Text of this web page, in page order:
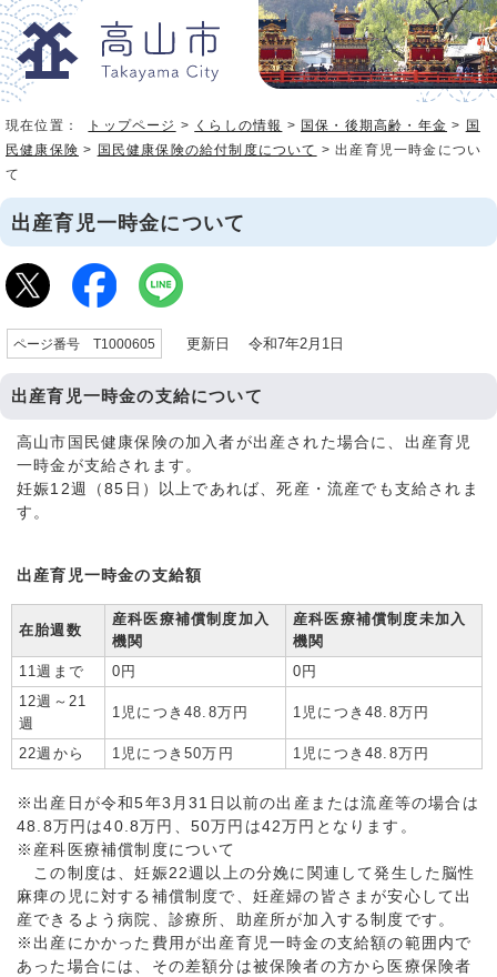
現在位置： トップページ > くらしの情報 > 国保・後期高齢・年金 > 国
民健康保険 > 国民健康保険の給付制度について > 出産育児一時金につい
て
出産育児一時金について
ページ番号 T1000605 更新日 令和7年2月1日
出産育児一時金の支給について
高山市国民健康保険の加入者が出産された場合に、出産育児
一時金が支給されます。
妊娠12週（85日）以上であれば、死産・流産でも支給されま
す。
出産育児一時金の支給額
在胎週数
産科医療補償制度加入
機関
産科医療補償制度未加入
機関
11週まで
0円
0円
12週～21
週
1児につき48.8万円 1児につき48.8万円
22週から 1児につき50万円 1児につき48.8万円
※出産日が令和5年3月31日以前の出産または流産等の場合は
48.8万円は40.8万円、50万円は42万円となります。
※産科医療補償制度について
この制度は、妊娠22週以上の分娩に関連して発生した脳性
麻痺の児に対する補償制度で、妊産婦の皆さまが安心して出
産できるよう病院、診療所、助産所が加入する制度です。
※出産にかかった費用が出産育児一時金の支給額の範囲内で
あった場合には、その差額分は被保険者の方から医療保険者